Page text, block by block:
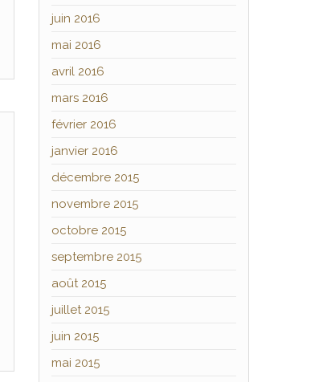
juin 2016
mai 2016
avril 2016
mars 2016
février 2016
janvier 2016
décembre 2015
novembre 2015
octobre 2015
septembre 2015
août 2015
juillet 2015
juin 2015
mai 2015